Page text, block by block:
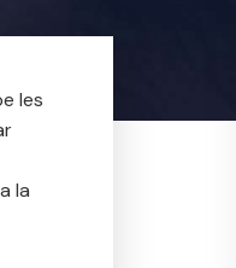
les
la